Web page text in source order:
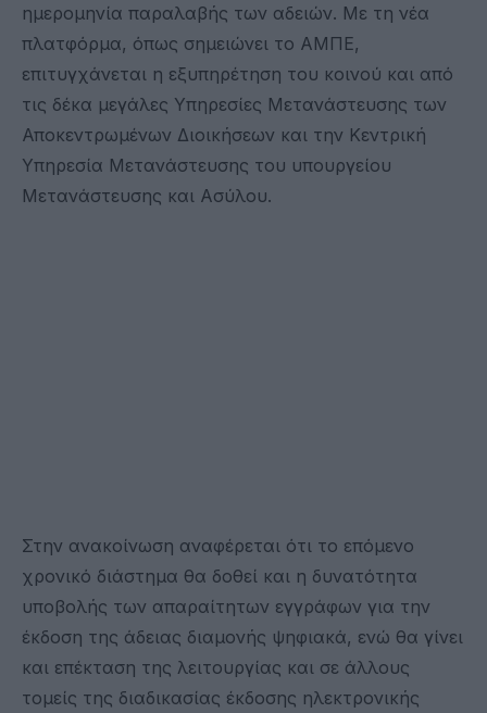
ημερομηνία παραλαβής των αδειών. Με τη νέα
πλατφόρμα, όπως σημειώνει το ΑΜΠΕ,
επιτυγχάνεται η εξυπηρέτηση του κοινού και από
τις δέκα μεγάλες Υπηρεσίες Μετανάστευσης των
Αποκεντρωμένων Διοικήσεων και την Κεντρική
Υπηρεσία Μετανάστευσης του υπουργείου
Μετανάστευσης και Ασύλου.
Στην ανακοίνωση αναφέρεται ότι το επόμενο
χρονικό διάστημα θα δοθεί και η δυνατότητα
υποβολής των απαραίτητων εγγράφων για την
έκδοση της άδειας διαμονής ψηφιακά, ενώ θα γίνει
και επέκταση της λειτουργίας και σε άλλους
τομείς της διαδικασίας έκδοσης ηλεκτρονικής